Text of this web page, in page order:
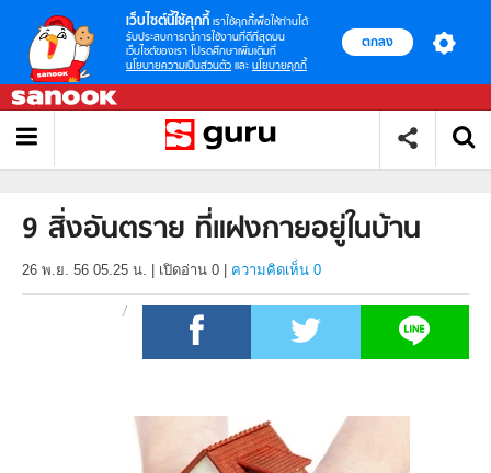
เว็บไซต์นี้ใช้คุกกี้ เราใช้คุกกี้เพื่อให้ท่านได้
รับประสบการณ์การใช้งานที่ดีที่สุดบน
เว็บไซต์ของเรา โปรดศึกษาเพิ่มเติมที่
นโยบายความเป็นส่วนตัว และ นโยบายคุกกี้
ตกลง
9 สิ่งอันตราย ที่แฝงกายอยู่ในบ้าน
26 พ.ย. 56 05.25 น. เปิดอ่าน 0 ความคิดเห็น 0